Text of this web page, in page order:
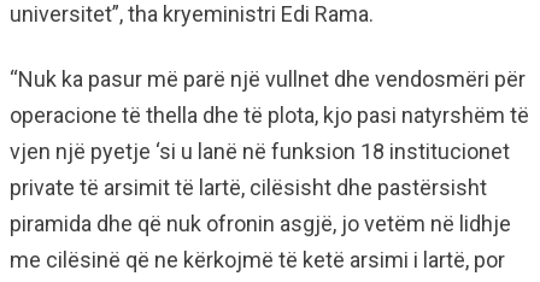
universitet”, tha kryeministri Edi Rama.
“Nuk ka pasur më parë një vullnet dhe vendosmëri për
operacione të thella dhe të plota, kjo pasi natyrshëm të
vjen një pyetje ‘si u lanë në funksion 18 institucionet
private të arsimit të lartë, cilësisht dhe pastërsisht
piramida dhe që nuk ofronin asgjë, jo vetëm në lidhje
me cilësinë që ne kërkojmë të ketë arsimi i lartë, por